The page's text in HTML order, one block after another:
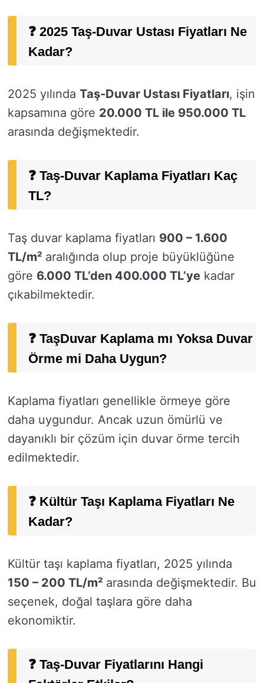
❓ 2025 Taş-Duvar Ustası Fiyatları Ne
Kadar?
2025 yılında Taş-Duvar Ustası Fiyatları, işin
kapsamına göre 20.000 TL ile 950.000 TL
arasında değişmektedir.
❓ Taş-Duvar Kaplama Fiyatları Kaç
TL?
Taş duvar kaplama fiyatları 900 – 1.600
TL/m² aralığında olup proje büyüklüğüne
göre 6.000 TL’den 400.000 TL’ye kadar
çıkabilmektedir.
❓ TaşDuvar Kaplama mı Yoksa Duvar
Örme mi Daha Uygun?
Kaplama fiyatları genellikle örmeye göre
daha uygundur. Ancak uzun ömürlü ve
dayanıklı bir çözüm için duvar örme tercih
edilmektedir.
❓ Kültür Taşı Kaplama Fiyatları Ne
Kadar?
Kültür taşı kaplama fiyatları, 2025 yılında
150 – 200 TL/m² arasında değişmektedir. Bu
seçenek, doğal taşlara göre daha
ekonomiktir.
❓ Taş-Duvar Fiyatlarını Hangi